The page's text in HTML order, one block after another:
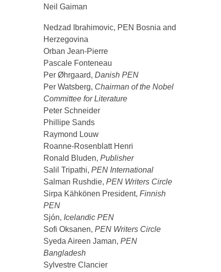
Neil Gaiman
Nedzad Ibrahimovic, PEN Bosnia and
Herzegovina
Orban Jean-Pierre
Pascale Fonteneau
Per Øhrgaard, Danish PEN
Per Watsberg, Chairman of the Nobel
Committee for Literature
Peter Schneider
Phillipe Sands
Raymond Louw
Roanne-Rosenblatt Henri
Ronald Bluden, Publisher
Salil Tripathi, PEN International
Salman Rushdie, PEN Writers Circle
Sirpa Kähkönen President, Finnish
PEN
Sjón, Icelandic PEN
Sofi Oksanen, PEN Writers Circle
Syeda Aireen Jaman, PEN
Bangladesh
Sylvestre Clancier